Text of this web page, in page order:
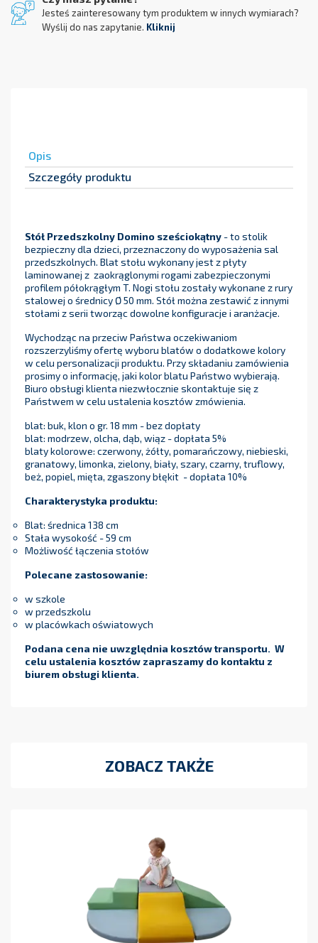
Jesteś zainteresowany tym produktem w innych wymiarach?
Wyślij do nas zapytanie. Kliknij
Opis
Szczegóły produktu
Stół Przedszkolny Domino sześciokątny - to stolik
bezpieczny dla dzieci, przeznaczony do wyposażenia sal
przedszkolnych. Blat stołu wykonany jest z płyty
laminowanej z zaokrąglonymi rogami zabezpieczonymi
profilem półokrągłym T. Nogi stołu zostały wykonane z rury
stalowej o średnicy Ø 50 mm. Stół można zestawić z innymi
stołami z serii tworząc dowolne konfiguracje i aranżacje.
Wychodząc na przeciw Państwa oczekiwaniom
rozszerzyliśmy ofertę wyboru blatów o dodatkowe kolory
w celu personalizacji produktu. Przy składaniu zamówienia
prosimy o informację, jaki kolor blatu Państwo wybierają.
Biuro obsługi klienta niezwłocznie skontaktuje się z
Państwem w celu ustalenia kosztów zmówienia.
blat: buk, klon o gr. 18 mm - bez dopłaty
blat: modrzew, olcha, dąb, wiąz - dopłata 5%
blaty kolorowe: czerwony, żółty, pomarańczowy, niebieski,
granatowy, limonka, zielony, biały, szary, czarny, truflowy,
beż, popiel, mięta, zgaszony błękit - dopłata 10%
Charakterystyka produktu:
Blat: średnica 138 cm
Stała wysokość - 59 cm
Możliwość łączenia stołów
Polecane zastosowanie:
w szkole
w przedszkolu
w placówkach oświatowych
Podana cena nie uwzględnia kosztów transportu. W
celu ustalenia kosztów zapraszamy do kontaktu z
biurem obsługi klienta.
ZOBACZ TAKŻE